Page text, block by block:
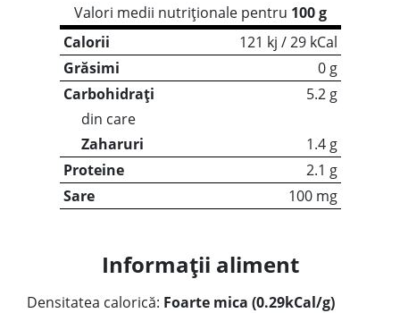
Valori medii nutriționale pentru 100 g
Calorii
121 kj / 29 kCal
Grăsimi
0 g
Carbohidrați
5.2 g
din care
Zaharuri
1.4 g
Proteine
2.1 g
Sare
100 mg
Informații aliment
Densitatea calorică: Foarte mica (0.29kCal/g)